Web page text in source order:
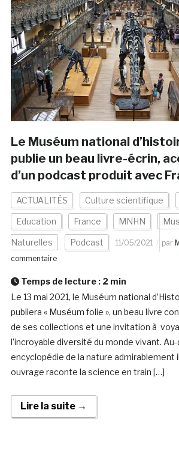
Le Muséum national
publie un beau livre-écrin,
d’un podcast produit avec
ACTUALITÉS Culture scientifique
Education France MNHN
Naturelles Podcast 11/05/2021 par
commentaire
Temps de lecture : 2 min
Le 13 mai 2021, le Muséum national
publiera « Muséum folie », un beau livre
de ses collections et une invitation à
l’incroyable diversité du monde vivant. Au-
encyclopédie de la nature admirablement
ouvrage raconte la science en train […]
Lire la suite →